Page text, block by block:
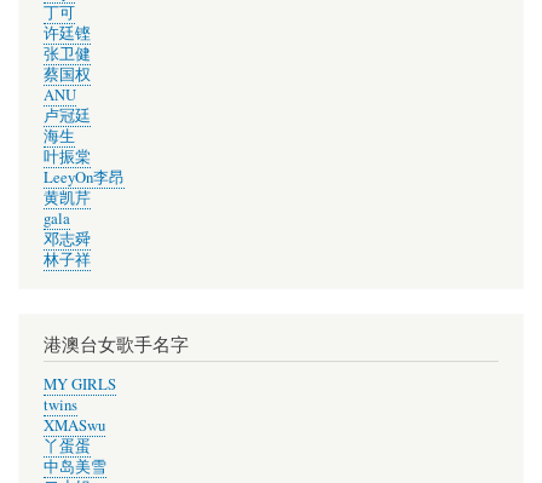
丁可
许廷铿
张卫健
蔡国权
ANU
卢冠廷
海生
叶振棠
LeeyOn李昂
黄凯芹
gala
邓志舜
林子祥
港澳台女歌手名字
MY GIRLS
twins
XMASwu
丫蛋蛋
中岛美雪